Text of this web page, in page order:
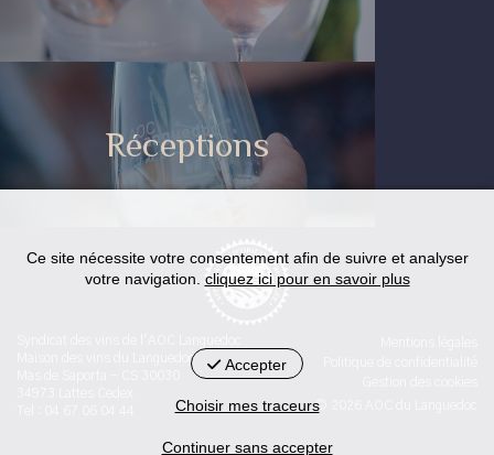
Réceptions
Maison des vins du Languedoc
© 2026 AOC du Languedoc
< id="str-pied-mention">L'abus d’alcool est dangereux pour la
Ce site nécessite votre consentement afin de suivre et analyser
votre navigation. cliquez ici pour en savoir plus
Accepter
Choisir mes traceurs
Continuer sans accepter